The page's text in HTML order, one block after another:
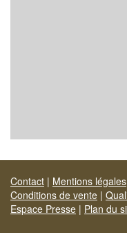
Contact | Mentions légales
Conditions de vente |
Espace Presse | Plan du